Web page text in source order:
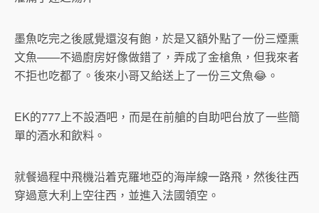
墨魚吃完之後感覺還沒有飽，於是又額外點了一份三煙熏
文魚——不過廚房好像做錯了，弄成了金槍魚，但我來者
不拒也吃都了。後來小哥又給送上了一份三文魚😂。
EK的777上不設酒吧，而是在前艙的自助吧台放了一些簡
單的酒水和飲料。
就餐過程中飛機沿着克羅地亞的海岸線一路飛，然後往西
穿過意大利上空往西，並進入法國領空。